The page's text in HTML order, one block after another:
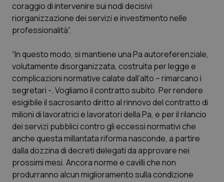
Emilia-Romagna
Friuli Venezia Giulia
Lazio
Liguria
Lombardia
Marche
Molise
Colesterolo & coronaropatie
Dermatite Atopica
Diabete & glucometri
Disturbi dell’umore
Dolore
Donna & Salute
Epatiti
coraggio di intervenire sui nodi decisivi:
riorganizzazione dei servizi e investimento nelle
professionalità”.
“In questo modo, si mantiene una Pa autoreferenziale,
volutamente disorganizzata, costruita per legge e
complicazioni normative calate dall’alto – rimarcano i
segretari -. Vogliamo il contratto subito. Per rendere
esigibile il sacrosanto diritto al rinnovo del contratto di
milioni di lavoratrici e lavoratori della Pa, e per il rilancio
dei servizi pubblici contro gli eccessi normativi che
anche questa millantata riforma nasconde, a partire
dalla dozzina di decreti delegati da approvare nei
prossimi mesi. Ancora norme e cavilli che non
produrranno alcun miglioramento sulla condizione